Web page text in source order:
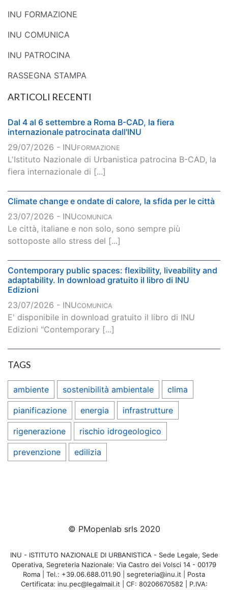
INU FORMAZIONE
INU COMUNICA
INU PATROCINA
RASSEGNA STAMPA
ARTICOLI RECENTI
Dal 4 al 6 settembre a Roma B-CAD, la fiera
internazionale patrocinata dall'INU
29/07/2026 - INUFORMAZIONE
L'Istituto Nazionale di Urbanistica patrocina B-CAD, la
fiera internazionale di [...]
Climate change e ondate di calore, la sfida per le città
23/07/2026 - INUCOMUNICA
Le città, italiane e non solo, sono sempre più
sottoposte allo stress del [...]
Contemporary public spaces: flexibility, liveability and
adaptability. In download gratuito il libro di INU
Edizioni
23/07/2026 - INUCOMUNICA
E' disponibile in download gratuito il libro di INU
Edizioni "Contemporary [...]
TAGS
ambiente sostenibilità ambientale clima
pianificazione energia infrastrutture
rigenerazione rischio idrogeologico
prevenzione edilizia
© PMopenlab srls 2020
INU - ISTITUTO NAZIONALE DI URBANISTICA - Sede Legale, Sede
Operativa, Segreteria Nazionale: Via Castro dei Volsci 14 - 00179
Roma | Tel.: +39.06.688.011.90 | segreteria@inu.it | Posta
Certificata: inu.pec@legalmail.it | CF: 80206670582 | P.IVA: